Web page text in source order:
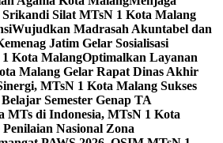
Silat MTsN 1 Kota Malang
Wujudkan Madrasah Akuntabel dan
Jatim Gelar Sosialisasi
Kota MalangOptimalkan Layanan
Malang Gelar Rapat Dinas Akhir
MTsN 1 Kota Malang Sukses
Semester Genap TA
MTs di Indonesia, MTsN 1 Kota
Nasional Zona